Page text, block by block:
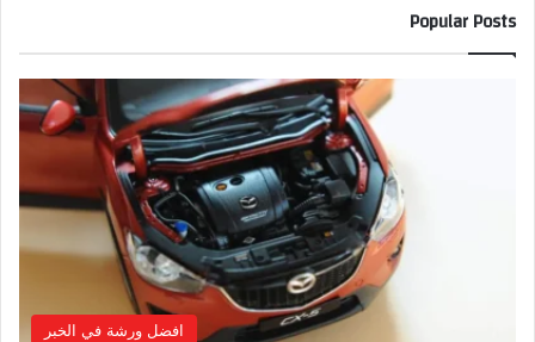
Popular Posts
افضل ورشة في الخبر